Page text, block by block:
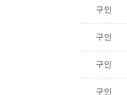
구인
구인
구인
구인